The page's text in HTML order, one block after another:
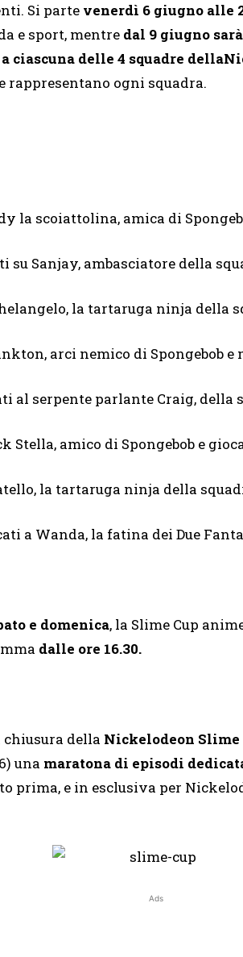
Si parte venerdì 6 giugno alle
e sport, mentre dal 9 giugno
a ciascuna delle 4 squadre della
rappresentano ogni squadra.
la scoiattolina, amica di
su Sanjay, ambasciatore della
la tartaruga ninja della
arci nemico di Spongebob e
al serpente parlante Craig, della
Stella, amico di Spongebob e
la tartaruga ninja della
a Wanda, la fatina dei Due
e domenica, la Slime Cup
dalle ore 16.30.
chiusura della Nickelodeon Slime
una maratona di episodi
prima, e in esclusiva per
Ads